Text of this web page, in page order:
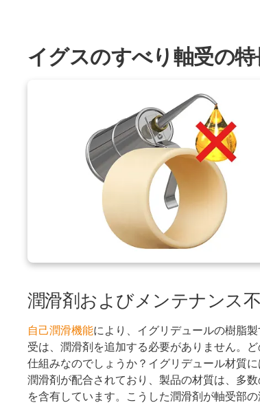
イグスのすべり軸受の特
潤滑剤およびメンテナンス
自己潤滑機能により、イグリデュールの樹脂
受は、潤滑剤を追加する必要がありません。
仕組みなのでしょうか？イグリデュール材質
潤滑剤が配合されており、製品の材質は、多
を含有しています。こうした潤滑剤が軸受部